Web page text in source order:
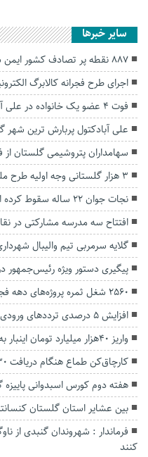
سایر خبرها
۸۸۷ نقطه پر تصادف کشور ایمن سازی می‌شود
اجرای طرح فجرانه کالابرگ الکترونیکی تا ۱۷
فوت ۴ عضو یک خانواده در علی آبادکتول بر اثر گاز گرفتگی
علی آبادکتول پربارش ترین شهر
سهامداران پتروشیمی گلستان
۳ هزار گلستانی وجه اولیه طرح ملی مسکن را واریز کردند
نجات جوان ۲۲ ساله سقوط کرده از آبشار شیرآبادِ خان ببین
افتتاح سه مدرسه مشارکتی در
گلایه سرمربی تیم والیبال
پیگیری دستور ویژه رئیس‌جمهور
۲۵۶۰ شغل ثمره پروژه‌های دهه فجر در گنبدکاووس
افزایش ۵ درصدی تردد‌های ورودی و خروجی گلستان در ماه گذشته
واریز 40هزار میلیارد تومان اینبار به حساب شهروند گنبدی
کارچاق‌کن طماع هنگام دریافت ۳۰ سکه بهار آزادی دستگیر شد
هفته دوم کورس اسبدوانی
بین عشایر استان گلستان
فرماندار : شهروندان گنبدی از
کنند